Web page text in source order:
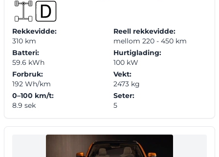
Rekkevidde:
310 km
Reell rekkevidde:
mellom 220 - 450 km
Batteri:
59.6 kWh
Hurtiglading:
100 kW
Forbruk:
192 Wh/km
Vekt:
2473 kg
0–100 km/t:
8.9 sek
Seter:
5